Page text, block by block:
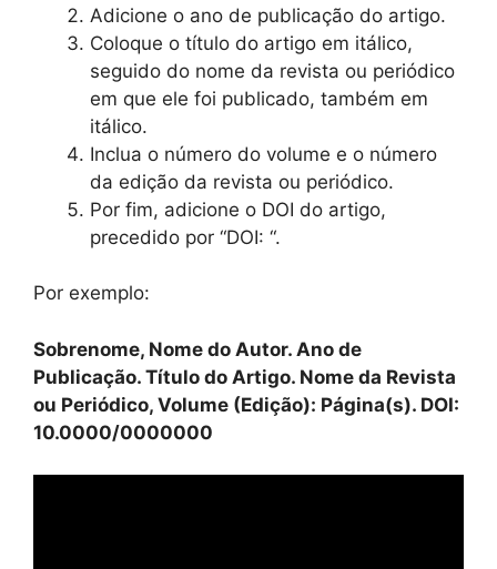
Adicione o ano de publicação do artigo.
Coloque o título do artigo em itálico,
seguido do nome da revista ou periódico
em que ele foi publicado, também em
itálico.
Inclua o número do volume e o número
da edição da revista ou periódico.
Por fim, adicione o DOI do artigo,
precedido por “DOI: “.
Por exemplo:
Sobrenome, Nome do Autor. Ano de
Publicação. Título do Artigo. Nome da Revista
ou Periódico, Volume (Edição): Página(s). DOI:
10.0000/0000000